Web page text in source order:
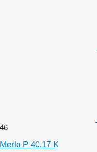
46
Merlo P 40.17 K